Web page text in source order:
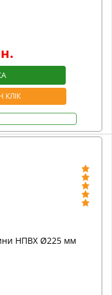
КЛІК
НПВХ Ø225 мм